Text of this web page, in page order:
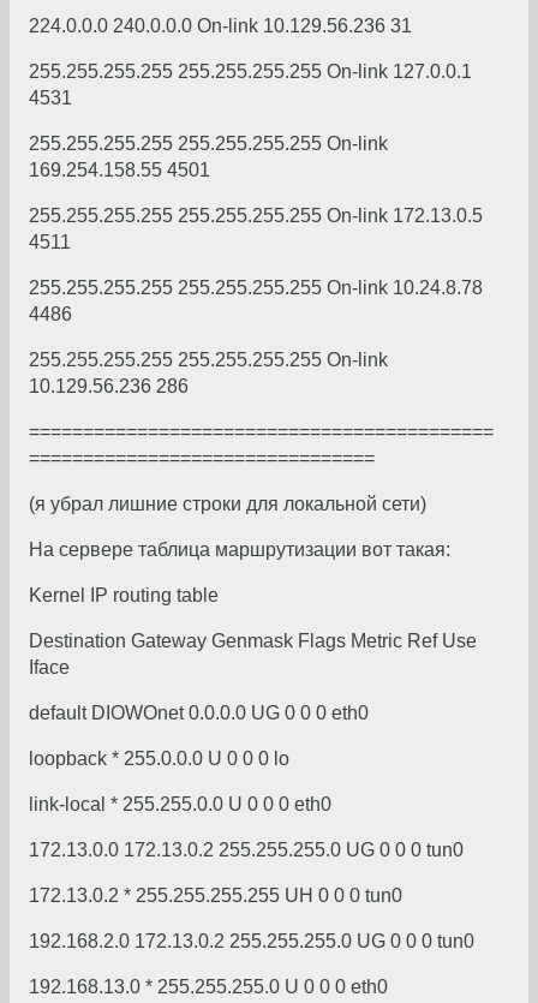
224.0.0.0 240.0.0.0 On-link 10.129.56.236 31
255.255.255.255 255.255.255.255 On-link 127.0.0.1
4531
255.255.255.255 255.255.255.255 On-link
169.254.158.55 4501
255.255.255.255 255.255.255.255 On-link 172.13.0.5
4511
255.255.255.255 255.255.255.255 On-link 10.24.8.78
4486
255.255.255.255 255.255.255.255 On-link
10.129.56.236 286
===========================================
================================
(я убрал лишние строки для локальной сети)
На сервере таблица маршрутизации вот такая:
Kernel IP routing table
Destination Gateway Genmask Flags Metric Ref Use
Iface
default DIOWOnet 0.0.0.0 UG 0 0 0 eth0
loopback * 255.0.0.0 U 0 0 0 lo
link-local * 255.255.0.0 U 0 0 0 eth0
172.13.0.0 172.13.0.2 255.255.255.0 UG 0 0 0 tun0
172.13.0.2 * 255.255.255.255 UH 0 0 0 tun0
192.168.2.0 172.13.0.2 255.255.255.0 UG 0 0 0 tun0
192.168.13.0 * 255.255.255.0 U 0 0 0 eth0